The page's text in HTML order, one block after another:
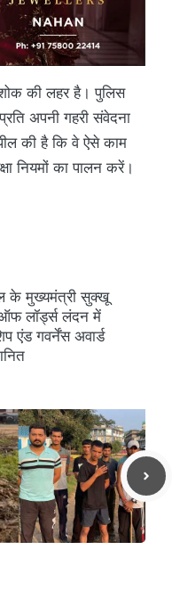
की लहर है। पुलिस
अपनी गहरी संवेदना
की है कि वे ऐसे काम
नियमों का पालन करें।
के मुख्यमंत्री सुक्खू
लॉर्ड्स लंदन में
एंड गवर्नेंस अवार्ड